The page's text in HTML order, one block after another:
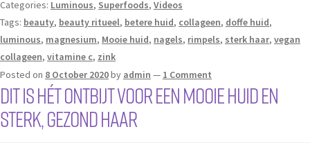
Categories: Luminous, Superfoods, Videos
Tags: beauty, beauty ritueel, betere huid, collageen, doffe huid,
luminous, magnesium, Mooie huid, nagels, rimpels, sterk haar, vegan
collageen, vitamine c, zink
Posted on 8 October 2020by admin — 1 Comment
Dit is HÉT ontbijt voor een mooie huid en
sterk, gezond haar